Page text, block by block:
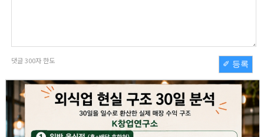
댓글300자 한도 ✐ 등록